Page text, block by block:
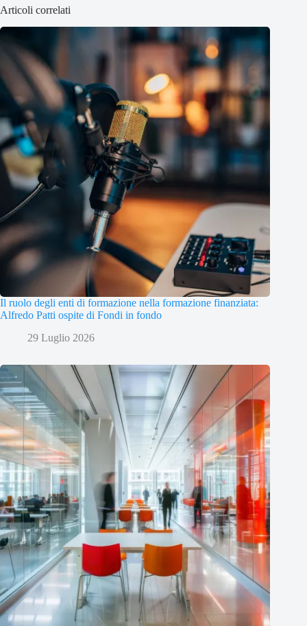
Articoli correlati
Il ruolo degli enti di formazione nella formazione finanziata:
Alfredo Patti ospite di Fondi in fondo
29 Luglio 2026